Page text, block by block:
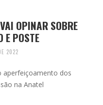
OPINAR SOBRE
E POSTE
2022
aperfeiçoamento dos
na Anatel